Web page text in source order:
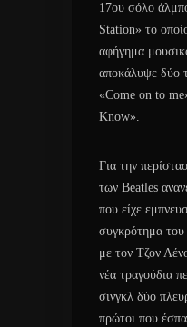
17ου σόλο
Station» το
αφήγημα
αποκάλυψε δύο
«Come on to
Know».
Για την
των Beatles
που είχε
συγκρότημα του
με τον Τζον
νέα τραγούδια
σινγκλ δύο
πρώτοι που